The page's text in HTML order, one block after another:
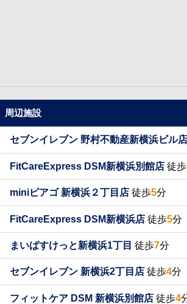
周辺施設
セブンイレブン 野村不動産新横浜ビル店
FitCareExpress DSM新横浜別館店 徒歩
miniピアゴ 新横浜２丁目店 徒歩5分
FitCareExpress DSM新横浜店 徒歩5分
まいばすけっと新横浜1丁目 徒歩7分
セブンイレブン 新横浜2丁目店 徒歩4分
フィットケア DSM 新横浜別館店 徒歩4